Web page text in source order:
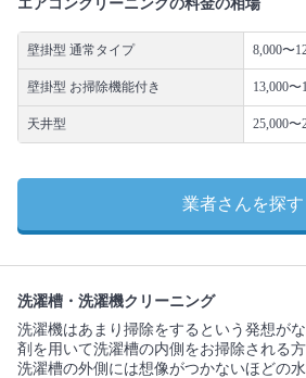
エアコンクリーニングの料金の相場
壁掛型 通常タイプ 8,000〜
壁掛型 お掃除機能付き 13,000
天井型 25,000〜
業者さんを探す
洗濯槽・洗濯機クリーニング
洗濯機はあまり掃除をするという発想が
剤を用いて洗濯槽の内側をお掃除される
洗濯槽の外側には想像がつかないほどの